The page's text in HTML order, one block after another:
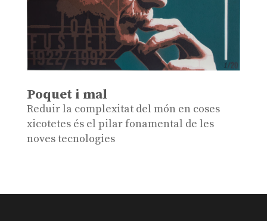
Poquet i mal
Reduir la complexitat del món en coses
xicotetes és el pilar fonamental de les
noves tecnologies